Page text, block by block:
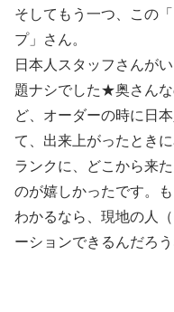
そしてもう一つ、この
プ」さん。
日本人スタッフさんが
題ナシでした★奥さん
ど、オーダーの時に日
て、出来上がったとき
ランクに、どこから来
のが嬉しかったです。
わかるなら、現地の人
ーションできるんだろ